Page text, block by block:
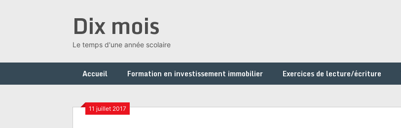
Dix mois
Le temps d'une année scolaire
Accueil Formation en investissement immobilier Exercices de lecture/écriture
11 juillet 2017